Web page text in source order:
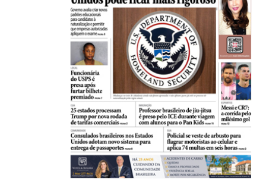
Brasil e EUA alertam cidadãos sobre viagens
23/07/2026